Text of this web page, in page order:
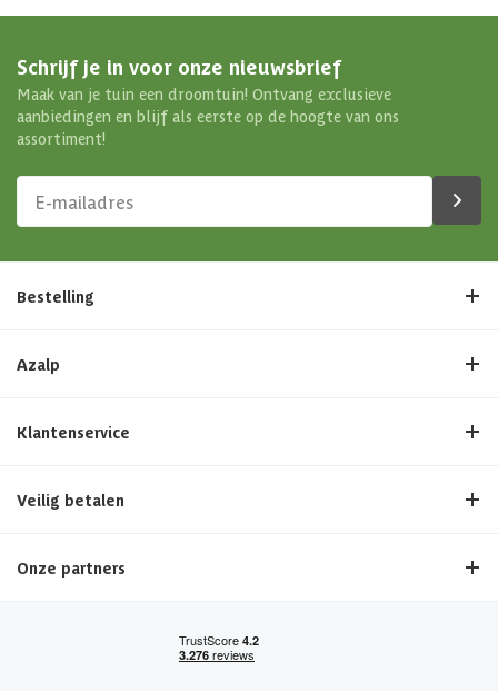
Schrijf je in voor onze nieuwsbrief
Maak van je tuin een droomtuin! Ontvang exclusieve
aanbiedingen en blijf als eerste op de hoogte van ons
assortiment!
Bestelling
Azalp
Klantenservice
Veilig betalen
Onze partners